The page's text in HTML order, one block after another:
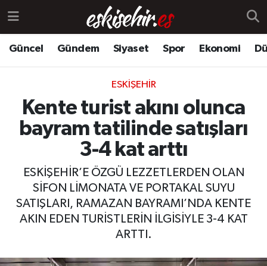
Güncel Gündem Siyaset Spor Ekonomi
ESKIŞEHIR
Kente turist akını olunca
bayram tatilinde satışları
3-4 kat arttı
ESKİŞEHİR’E ÖZGÜ LEZZETLERDEN OLAN
SİFON LİMONATA VE PORTAKAL SUYU
SATIŞLARI, RAMAZAN BAYRAMI’NDA KENTE
AKIN EDEN TURİSTLERİN İLGİSİYLE 3-4 KAT
ARTTI.